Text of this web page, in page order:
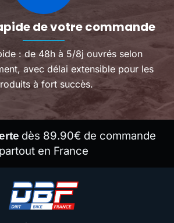
de votre commande
: de 48h à 5/8j ouvrés selon
avec délai extensible pour les
à fort succès.
dès 89.90€ de commande
partout en France